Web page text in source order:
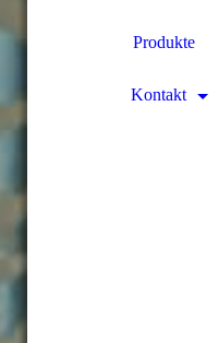
Produkte
Kontakt